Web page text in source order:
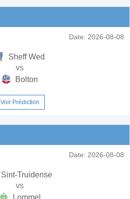
Date: 2026-08-08
Sheff Wed
vs
Bolton
Voir Prédiction
Date: 2026-08-08
Sint-Truidense
vs
Lommel